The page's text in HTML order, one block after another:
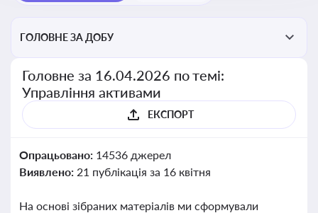
ГОЛОВНЕ ЗА ДОБУ
Головне за 16.04.2026 по темі:
Управління активами
ЕКСПОРТ
Опрацьовано: 14536 джерел
Виявлено: 21 публікація за 16 квітня
На основі зібраних матеріалів ми сформували